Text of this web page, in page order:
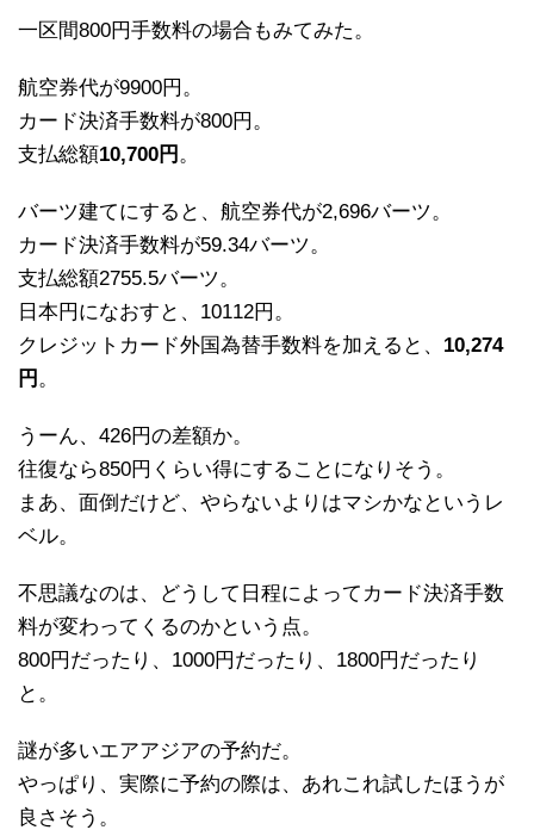
一区間800円手数料の場合もみてみた。
航空券代が9900円。
カード決済手数料が800円。
支払総額10,700円 。
バーツ建てにすると、航空券代が2,696バーツ。
カード決済手数料が59.34バーツ。
支払総額2755.5バーツ。
日本円になおすと、10112円。
クレジットカード外国為替手数料を加えると、 10,274
円 。
うーん、426円の差額か。
往復なら850円くらい得にすることになりそう。
まあ、面倒だけど、やらないよりはマシかなというレ
ベル。
不思議なのは、どうして日程によってカード決済手数
料が変わってくるのかという点。
800円だったり、1000円だったり、1800円だったり
と。
謎が多いエアアジアの予約だ。
やっぱり、実際に予約の際は、あれこれ試したほうが
良さそう。